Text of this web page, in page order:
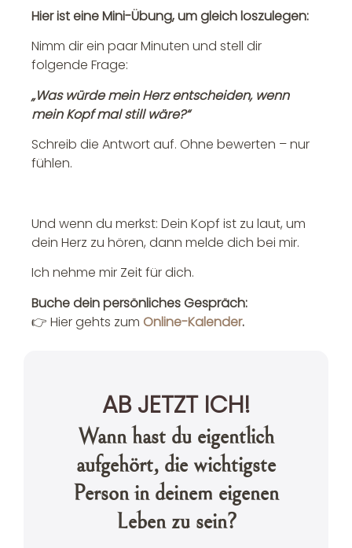
Hier ist eine Mini-Übung, um gleich loszulegen:
Nimm dir ein paar Minuten und stell dir
folgende Frage:
„Was würde mein Herz entscheiden, wenn
mein Kopf mal still wäre?“
Schreib die Antwort auf. Ohne bewerten – nur
fühlen.
Und wenn du merkst: Dein Kopf ist zu laut, um
dein Herz zu hören, dann melde dich bei mir.
Ich nehme mir Zeit für dich.
Buche dein persönliches Gespräch:
👉 Hier gehts zum Online-Kalender.
AB JETZT ICH!
Wann hast du eigentlich
aufgehört, die wichtigste
Person in deinem eigenen
Leben zu sein?